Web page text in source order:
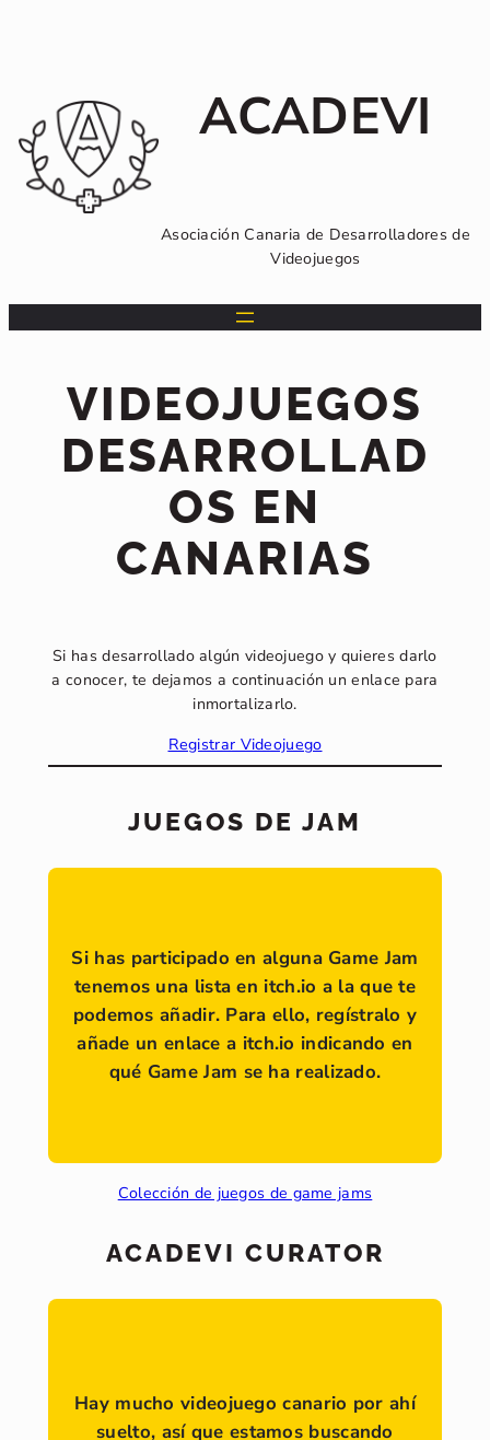
ACADEVI
Asociación Canaria de Desarrolladores de
Videojuegos
VIDEOJUEGOS
DESARROLLAD
OS EN
CANARIAS
Si has desarrollado algún videojuego y quieres darlo
a conocer, te dejamos a continuación un enlace para
inmortalizarlo.
Registrar Videojuego
JUEGOS DE JAM
Si has participado en alguna Game Jam
tenemos una lista en itch.io a la que te
podemos añadir. Para ello, regístralo y
añade un enlace a itch.io indicando en
qué Game Jam se ha realizado.
Colección de juegos de game jams
ACADEVI CURATOR
Hay mucho videojuego canario por ahí
suelto, así que estamos buscando